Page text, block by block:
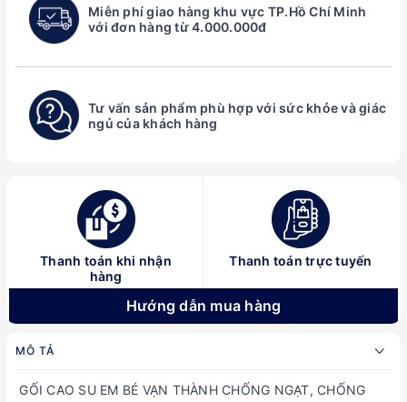
Miễn phí giao hàng khu vực TP.Hồ Chí Minh
với đơn hàng từ 4.000.000đ
Tư vấn sản phẩm phù hợp với sức khỏe và giác
ngủ của khách hàng
Thanh toán khi nhận
hàng
Thanh toán trực tuyến
Hướng dẫn mua hàng
MÔ TẢ
GỐI CAO SU EM BÉ VẠN THÀNH CHỐNG NGẠT, CHỐNG